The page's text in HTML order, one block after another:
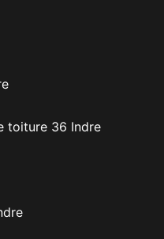
toiture 36 Indre